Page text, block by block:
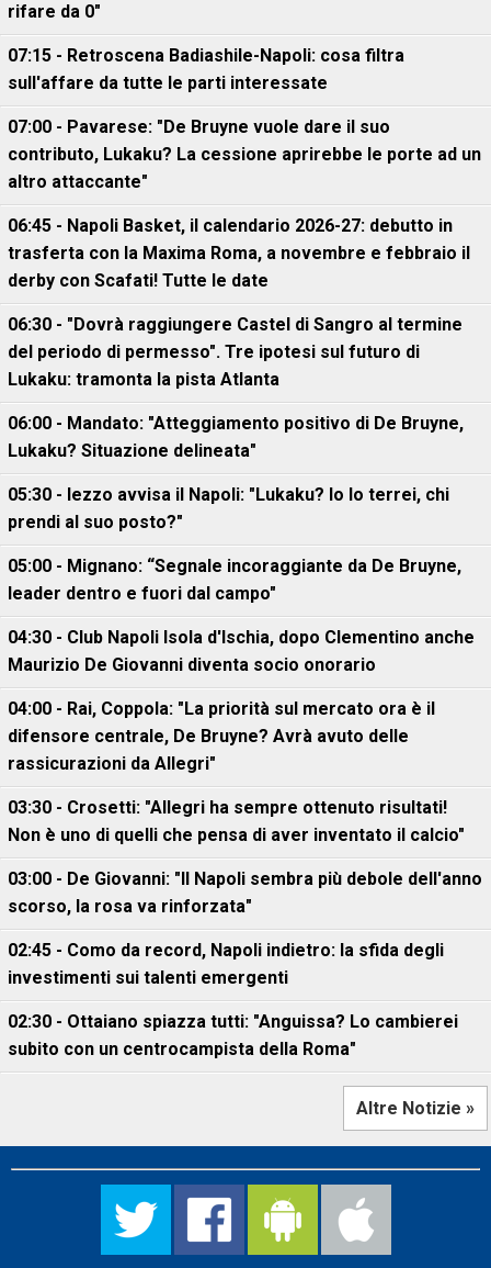
rifare da 0"
07:15 - Retroscena Badiashile-Napoli: cosa filtra
sull'affare da tutte le parti interessate
07:00 - Pavarese: "De Bruyne vuole dare il suo
contributo, Lukaku? La cessione aprirebbe le porte ad un
altro attaccante"
06:45 - Napoli Basket, il calendario 2026-27: debutto in
trasferta con la Maxima Roma, a novembre e febbraio il
derby con Scafati! Tutte le date
06:30 - "Dovrà raggiungere Castel di Sangro al termine
del periodo di permesso". Tre ipotesi sul futuro di
Lukaku: tramonta la pista Atlanta
06:00 - Mandato: "Atteggiamento positivo di De Bruyne,
Lukaku? Situazione delineata"
05:30 - Iezzo avvisa il Napoli: "Lukaku? Io lo terrei, chi
prendi al suo posto?"
05:00 - Mignano: “Segnale incoraggiante da De Bruyne,
leader dentro e fuori dal campo"
04:30 - Club Napoli Isola d'Ischia, dopo Clementino anche
Maurizio De Giovanni diventa socio onorario
04:00 - Rai, Coppola: "La priorità sul mercato ora è il
difensore centrale, De Bruyne? Avrà avuto delle
rassicurazioni da Allegri"
03:30 - Crosetti: "Allegri ha sempre ottenuto risultati!
Non è uno di quelli che pensa di aver inventato il calcio"
03:00 - De Giovanni: "Il Napoli sembra più debole dell'anno
scorso, la rosa va rinforzata"
02:45 - Como da record, Napoli indietro: la sfida degli
investimenti sui talenti emergenti
02:30 - Ottaiano spiazza tutti: "Anguissa? Lo cambierei
subito con un centrocampista della Roma"
Altre Notizie »